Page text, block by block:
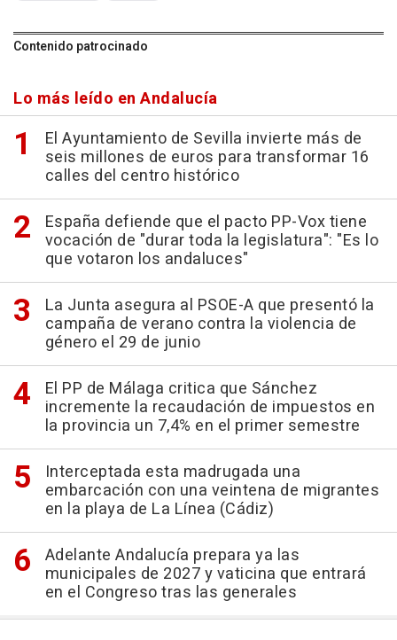
Contenido patrocinado
Lo más leído en Andalucía
El Ayuntamiento de Sevilla invierte más de
seis millones de euros para transformar 16
calles del centro histórico
España defiende que el pacto PP-Vox tiene
vocación de "durar toda la legislatura": "Es lo
que votaron los andaluces"
La Junta asegura al PSOE-A que presentó la
campaña de verano contra la violencia de
género el 29 de junio
El PP de Málaga critica que Sánchez
incremente la recaudación de impuestos en
la provincia un 7,4% en el primer semestre
Interceptada esta madrugada una
embarcación con una veintena de migrantes
en la playa de La Línea (Cádiz)
Adelante Andalucía prepara ya las
municipales de 2027 y vaticina que entrará
en el Congreso tras las generales